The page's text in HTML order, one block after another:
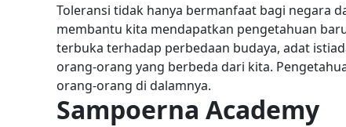
Toleransi tidak hanya bermanfaat bagi negara
membantu kita mendapatkan pengetahuan
terbuka terhadap perbedaan budaya, adat
orang-orang yang berbeda dari kita.
orang-orang di dalamnya.
Sampoerna Academy